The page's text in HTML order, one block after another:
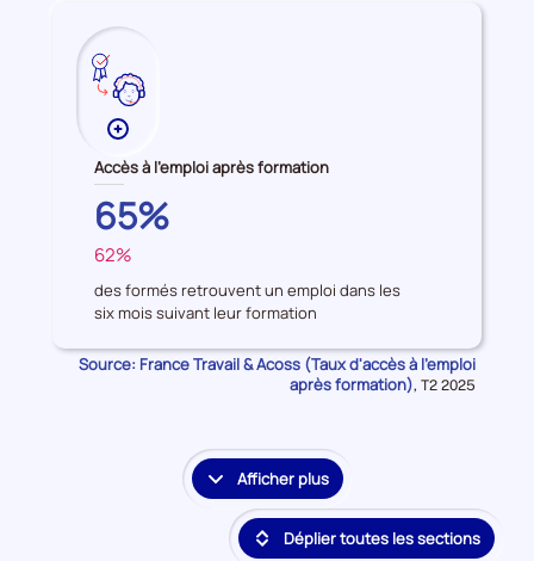
Plus
de
données
sur
les
Accès
à
l'emploi
formation
Accès à l'emploi après formation
CORSE-
DU-
SUD
65%
FRANCE
62%
des formés retrouvent un emploi dans les
six mois suivant leur formation
Source: France Travail & Acoss (Taux d'accès à l'emploi
après formation), Données
T2 2025
Afficher plus
le
détail
des
Déplier toutes les sections